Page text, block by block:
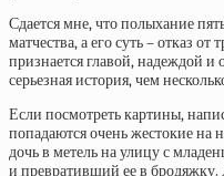
Сдается мне, что полыхание
матчества, а его суть – отказ
признается главой, надеждой и
серьезная история, чем
Если посмотреть картины,
попадаются очень жестокие
дочь в метель на улицу с
и превративший ее в бродяжку.